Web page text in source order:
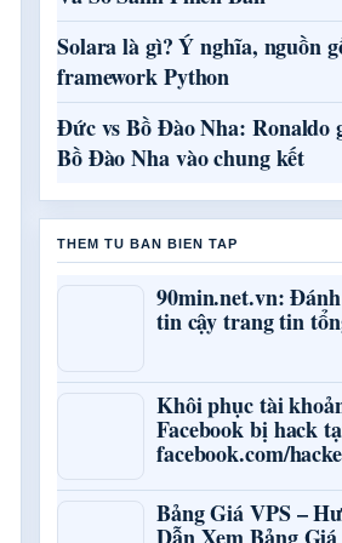
Solara là gì? Ý nghĩa, nguồn
framework Python
Đức vs Bồ Đào Nha: Ronaldo
Bồ Đào Nha vào chung kết
THEM TU BAN BIEN TAP
90min.net.vn:
tin cậy trang tin
Khôi phục tài
Facebook bị hack
facebook.com/
Bảng Giá VPS –